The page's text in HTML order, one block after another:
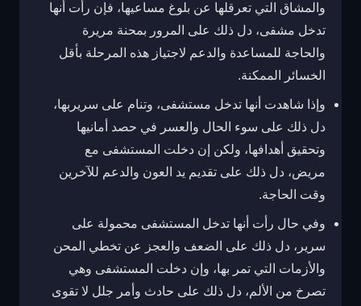
والمشاق التي تعرقلها عن بلوغ مساعيها، فإن رأت أنها
تدخل مشفى، دل ذلك على المرور بمحنة مريرة
والحاجة للمساعدة والدعم لاجتياز هذه المرحلة بأقل
الخسائر الممكنة.
وإذا شاهدت أنها تدخل مستشفى، وتنام على سريربها،
دل ذلك على سوء الحال والعسر في حصد أمانيها
وتحقيق أهدافها، ولكن إن دخلت المستشفى مع
مريض، دل ذلك على تقديم يد العون والدعم للآخرين
وقت الحاجة.
وفي حال رأت أنها تدخل المستشفى محمولة على
سرير، دل ذلك على الضعف والعجز عن تخطي المحن
والأزمات التي تمر بها، وإن دخلت المستشفى وهي
تصرخ من الألم، دل ذلك على حادث وأمر جلل لا تقوى